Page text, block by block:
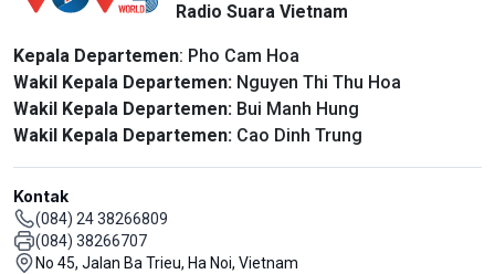
Radio Suara Vietnam
Kepala Departemen: Pho Cam Hoa
Wakil Kepala Departemen: Nguyen Thi Thu Hoa
Wakil Kepala Departemen: Bui Manh Hung
Wakil Kepala Departemen: Cao Dinh Trung
Kontak
(084) 24 38266809
(084) 38266707
No 45, Jalan Ba Trieu, Ha Noi, Vietnam